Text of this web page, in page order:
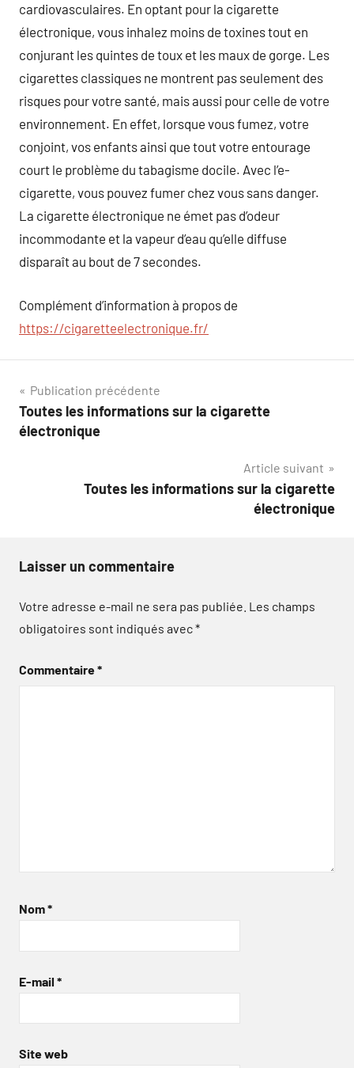
cardiovasculaires. En optant pour la cigarette
électronique, vous inhalez moins de toxines tout en
conjurant les quintes de toux et les maux de gorge. Les
cigarettes classiques ne montrent pas seulement des
risques pour votre santé, mais aussi pour celle de votre
environnement. En effet, lorsque vous fumez, votre
conjoint, vos enfants ainsi que tout votre entourage
court le problème du tabagisme docile. Avec l’e-
cigarette, vous pouvez fumer chez vous sans danger.
La cigarette électronique ne émet pas d’odeur
incommodante et la vapeur d’eau qu’elle diffuse
disparaît au bout de 7 secondes.
Complément d’information à propos de
https://cigaretteelectronique.fr/
Navigation
de
Publication précédente
Toutes les informations sur la cigarette
électronique
Article suivant
Toutes les informations sur la cigarette
électronique
Laisser un commentaire
Votre adresse e-mail ne sera pas publiée. Les champs
obligatoires sont indiqués avec*
Commentaire*
Nom*
E-mail *
Site web